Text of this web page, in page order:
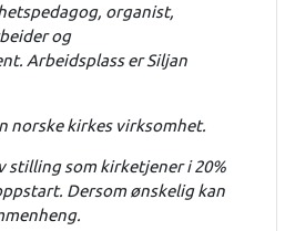
organist,
og
Arbeidsplass er Siljan
norske kirkes virksomhet.
stilling som kirketjener i 20%
Dersom ønskelig kan